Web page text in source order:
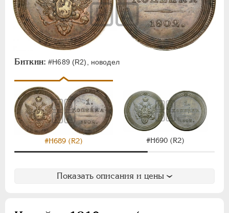
Биткин: #Н689 (R2), новодел
#Н689 (R2) #Н690 (R2)
Показать описания и цены
3 копейки
2 копейки
1 копейка
Деньга
Константин I
Для Грузии
Для Польши
Монетовидные
НИКОЛАЙ I 1826-1855